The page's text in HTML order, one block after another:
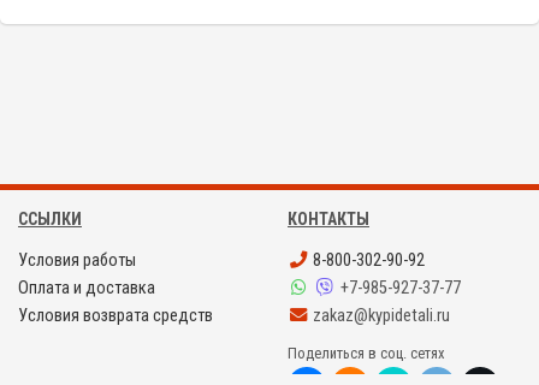
ССЫЛКИ
Условия работы
Оплата и доставка
Условия возврата средств
КОНТАКТЫ
8-800-302-90-92
+7-985-927-37-77
zakaz@kypidetali.ru
Поделиться в соц. сетях